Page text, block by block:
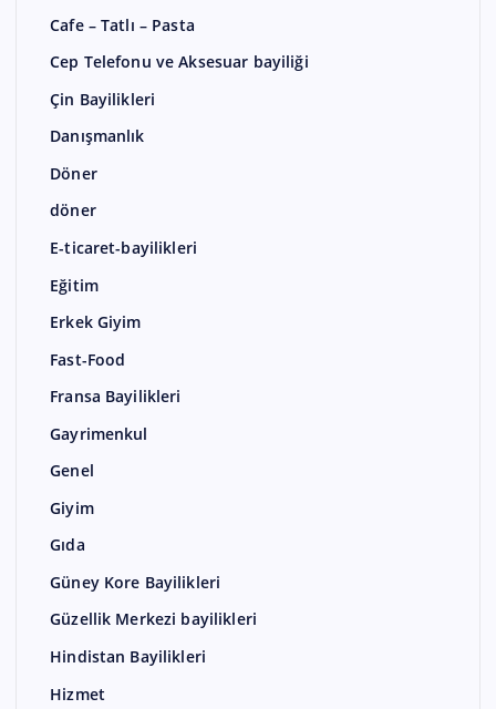
Cafe – Tatlı – Pasta
Cep Telefonu ve Aksesuar bayiliği
Çin Bayilikleri
Danışmanlık
Döner
döner
E-ticaret-bayilikleri
Eğitim
Erkek Giyim
Fast-Food
Fransa Bayilikleri
Gayrimenkul
Genel
Giyim
Gıda
Güney Kore Bayilikleri
Güzellik Merkezi bayilikleri
Hindistan Bayilikleri
Hizmet